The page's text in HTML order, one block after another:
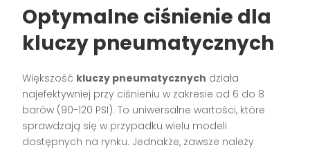
Optymalne ciśnienie dla
kluczy pneumatycznych
Większość kluczy pneumatycznych działa
najefektywniej przy ciśnieniu w zakresie od 6 do 8
barów (90-120 PSI). To uniwersalne wartości, które
sprawdzają się w przypadku wielu modeli
dostępnych na rynku. Jednakże, zawsze należy